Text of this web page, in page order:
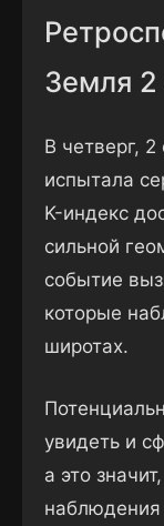
Земля 2
В четверг,
испытала
K-индекс
сильной
событие
которые
широтах.
увидеть и
а это
наблюдения